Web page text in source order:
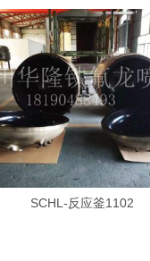
SCHL-反应釜